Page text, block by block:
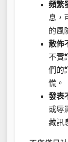
頻繁
息，
的風
散佈
不實
們的
慌。
發表
或辱
藏訊